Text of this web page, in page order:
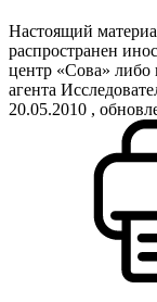
Настоящий
распространен
центр «Сова» либо
агента
20.05.2010 ,